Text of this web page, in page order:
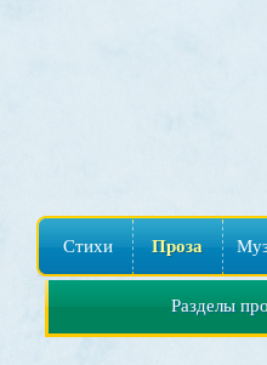
Стихи Проза
Разделы